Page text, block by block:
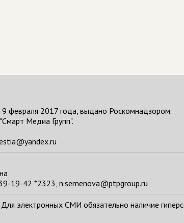
2017 года, выдано Роскомнадзором.
Медиа Групп".
19-42 *2323, n.semenova@ptpgroup.ru
электронных СМИ обязательно наличие